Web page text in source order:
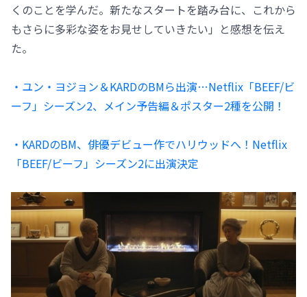
くのことを学んだ。新たなスタートを踏み台に、これから
もさらに多彩な姿をお見せしていきたい」と感想を伝え
た。
・ユン・ヨジョン＆KARDのBMら出演…Netflix「BEEF/ビ
ーフ」シーズン2、メイン予告編＆ポスター2種を公開！
・KARDのBM、俳優デビュー作でハリウッドへ！Netflix
「BEEF/ビーフ」シーズン2に出演決定